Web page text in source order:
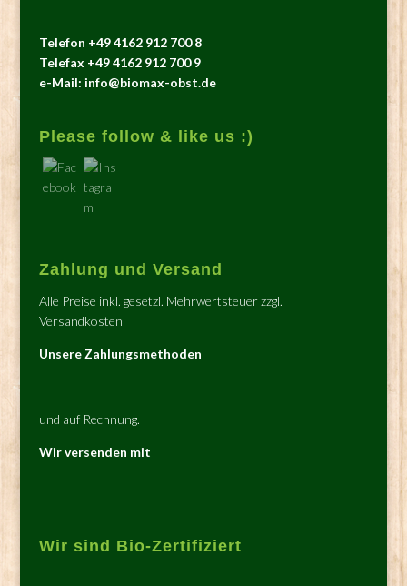
Telefon +49 4162 912 700 8
Telefax +49 4162 912 700 9
e-Mail: info@biomax-obst.de
Please follow & like us :)
Zahlung und Versand
Alle Preise inkl. gesetzl. Mehrwertsteuer zzgl.
Versandkosten
Unsere Zahlungsmethoden
und auf Rechnung.
Wir versenden mit
Wir sind Bio-Zertifiziert